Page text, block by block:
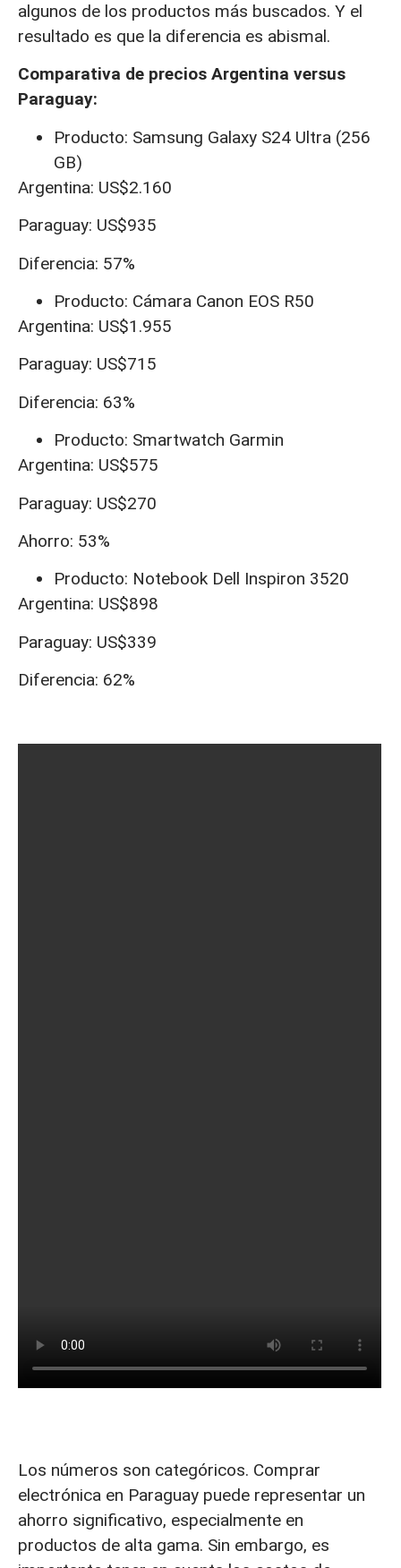
algunos de los productos más buscados. Y el
resultado es que la diferencia es abismal.
Comparativa de precios Argentina versus
Paraguay:
Producto: Samsung Galaxy S24 Ultra (256
GB)
Argentina: US$2.160
Paraguay: US$935
Diferencia: 57%
Producto: Cámara Canon EOS R50
Argentina: US$1.955
Paraguay: US$715
Diferencia: 63%
Producto: Smartwatch Garmin
Argentina: US$575
Paraguay: US$270
Ahorro: 53%
Producto: Notebook Dell Inspiron 3520
Argentina: US$898
Paraguay: US$339
Diferencia: 62%
Los números son categóricos. Comprar
electrónica en Paraguay puede representar un
ahorro significativo, especialmente en
productos de alta gama. Sin embargo, es